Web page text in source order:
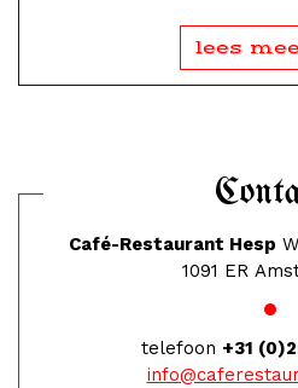
lees
Café-Restaurant Hesp
1091 ER
telefoon +31